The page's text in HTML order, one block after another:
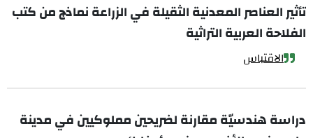
تأثير العناصر المعدنية الثقيلة في الزراعة نماذج من كتب
الفلاحة العربية التراثية
الاقتباس
دراسة هندسيّة مقارنة لضريحين مملوكيين في مدينة